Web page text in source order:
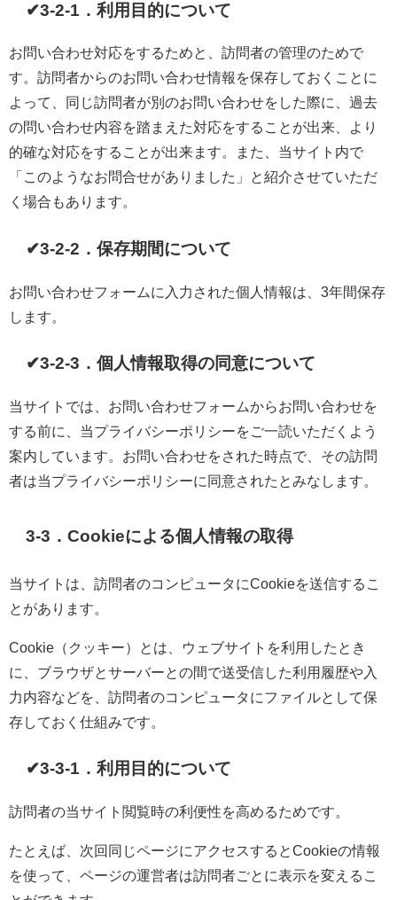
✔3-2-1．利用目的について
お問い合わせ対応をするためと、訪問者の管理のためで
す。訪問者からのお問い合わせ情報を保存しておくことに
よって、同じ訪問者が別のお問い合わせをした際に、過去
の問い合わせ内容を踏まえた対応をすることが出来、より
的確な対応をすることが出来ます。また、当サイト内で
「このようなお問合せがありました」と紹介させていただ
く場合もあります。
✔3-2-2．保存期間について
お問い合わせフォームに入力された個人情報は、3年間保存
します。
✔3-2-3．個人情報取得の同意について
当サイトでは、お問い合わせフォームからお問い合わせを
する前に、当プライバシーポリシーをご一読いただくよう
案内しています。お問い合わせをされた時点で、その訪問
者は当プライバシーポリシーに同意されたとみなします。
3-3．Cookieによる個人情報の取得
当サイトは、訪問者のコンピュータにCookieを送信するこ
とがあります。
Cookie（クッキー）とは、ウェブサイトを利用したとき
に、ブラウザとサーバーとの間で送受信した利用履歴や入
力内容などを、訪問者のコンピュータにファイルとして保
存しておく仕組みです。
✔3-3-1．利用目的について
訪問者の当サイト閲覧時の利便性を高めるためです。
たとえば、次回同じページにアクセスするとCookieの情報
を使って、ページの運営者は訪問者ごとに表示を変えるこ